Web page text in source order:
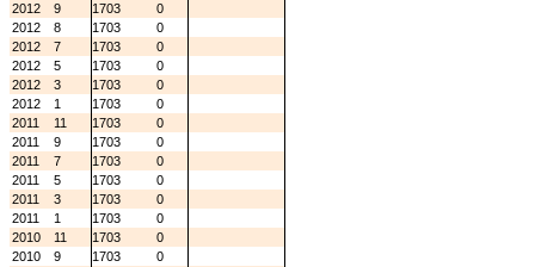
2012
9 1703
0
2012
8 1703
0
2012
7 1703
0
2012
5 1703
0
2012
3 1703
0
2012
1 1703
0
2011
11 1703
0
2011
9 1703
0
2011
7 1703
0
2011
5 1703
0
2011
3 1703
0
2011
1 1703
0
2010
11 1703
0
2010
9 1703
0